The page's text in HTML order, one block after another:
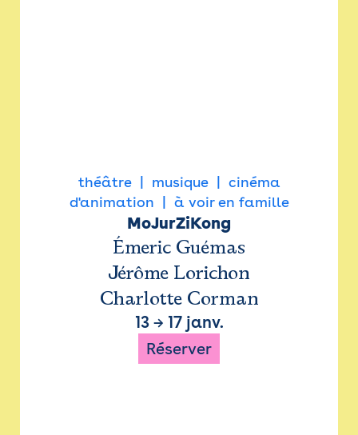
théâtre musique
cinéma
d'animation
à voir en famille
MoJurZiKong
Émeric Guémas
Jérôme Lorichon
Charlotte Corman
13→ 17 janv.
Réserver